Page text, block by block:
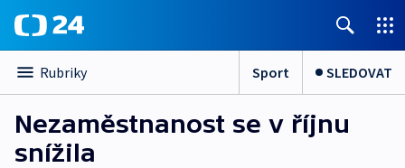
Rubriky Sport SLEDOVAT
Nezaměstnanost se v říjnu
snížila